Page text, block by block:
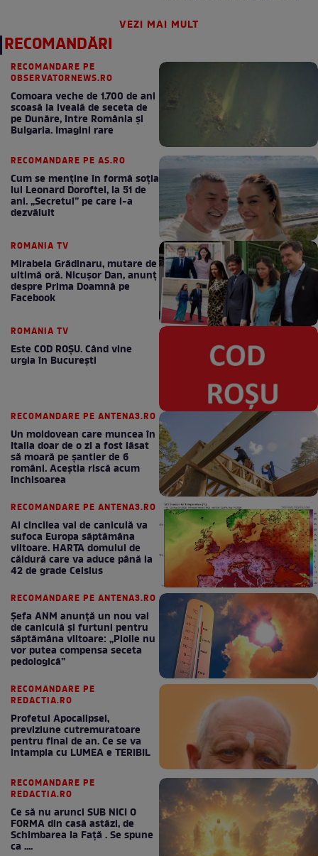
VEZI MAI MULT
RECOMANDĂRI
RECOMANDARE PE
OBSERVATORNEWS.RO
Comoara veche de 1.700 de ani
scoasă la iveală de seceta de
pe Dunăre, între România şi
Bulgaria. Imagini rare
RECOMANDARE PE AS.RO
Cum se menţine în formă soţia
lui Leonard Doroftei, la 51 de
ani. „Secretul” pe care l-a
dezvăluit
ROMANIA TV
Mirabela Grădinaru, mutare de
ultimă oră. Nicuşor Dan, anunţ
despre Prima Doamnă pe
Facebook
ROMANIA TV
Este COD ROŞU. Când vine
urgia în Bucureşti
RECOMANDARE PE ANTENA3.RO
Un moldovean care muncea în
Italia doar de o zi a fost lăsat
să moară pe şantier de 6
români. Aceștia riscă acum
închisoarea
RECOMANDARE PE ANTENA3.RO
Al cincilea val de caniculă va
sufoca Europa săptămâna
viitoare. HARTA domului de
căldură care va aduce până la
42 de grade Celsius
RECOMANDARE PE ANTENA3.RO
Șefa ANM anunță un nou val
de caniculă și furtuni pentru
săptămâna viitoare: „Ploile nu
vor putea compensa seceta
pedologică”
RECOMANDARE PE
REDACTIA.RO
Profetul Apocalipsei,
previziune cutremuratoare
pentru final de an. Ce se va
intampla cu LUMEA e TERIBIL
RECOMANDARE PE
REDACTIA.RO
Ce să nu arunci SUB NICI O
FORMA din casă astăzi, de
Schimbarea la Față . Se spune
ca ....